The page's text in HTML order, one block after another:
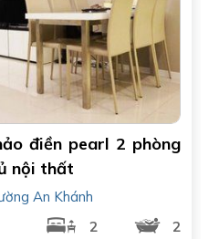
điền pearl 2 phòng
nội thất
An Khánh
2
2